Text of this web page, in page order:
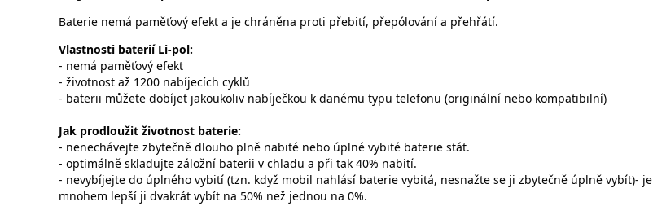
Baterie nemá paměťový efekt a je chráněna proti přebití, přepólování a přehřátí.
Vlastnosti baterií Li-pol:
- nemá paměťový efekt
- životnost až 1200 nabíjecích cyklů
- baterii můžete dobíjet jakoukoliv nabíječkou k danému typu telefonu (originální nebo kompatibilní)
Jak prodloužit životnost baterie:
- nenechávejte zbytečně dlouho plně nabité nebo úplné vybité baterie stát.
- optimálně skladujte záložní baterii v chladu a při tak 40% nabití.
- nevybíjejte do úplného vybití (tzn. když mobil nahlásí baterie vybitá, nesnažte se ji zbytečně úplně vybít)- je
mnohem lepší ji dvakrát vybít na 50% než jednou na 0%.